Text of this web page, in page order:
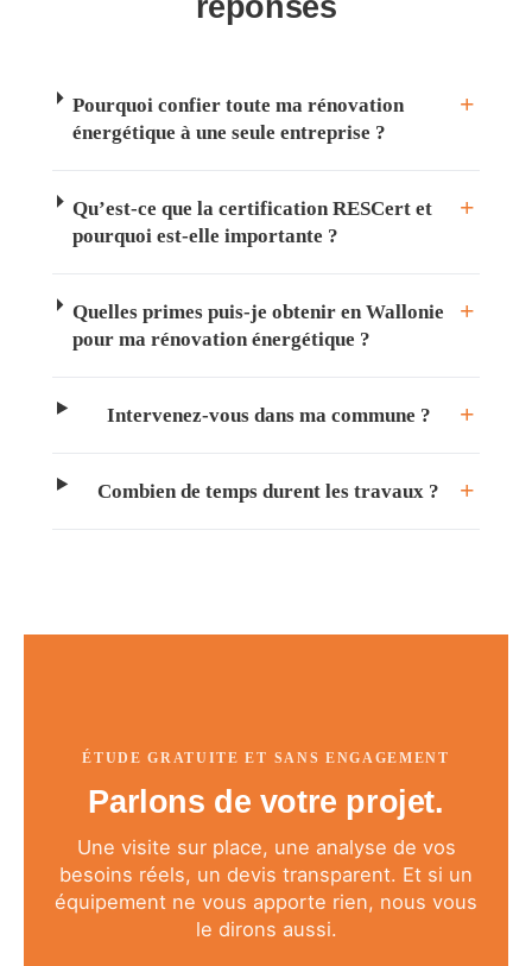
réponses
Pourquoi confier toute ma rénovation
énergétique à une seule entreprise ?
Qu’est-ce que la certification RESCert et
pourquoi est-elle importante ?
Quelles primes puis-je obtenir en Wallonie
pour ma rénovation énergétique ?
Intervenez-vous dans ma commune ?
Combien de temps durent les travaux ?
ÉTUDE GRATUITE ET SANS ENGAGEMENT
Parlons de votre projet.
Une visite sur place, une analyse de vos
besoins réels, un devis transparent. Et si un
équipement ne vous apporte rien, nous vous
le dirons aussi.